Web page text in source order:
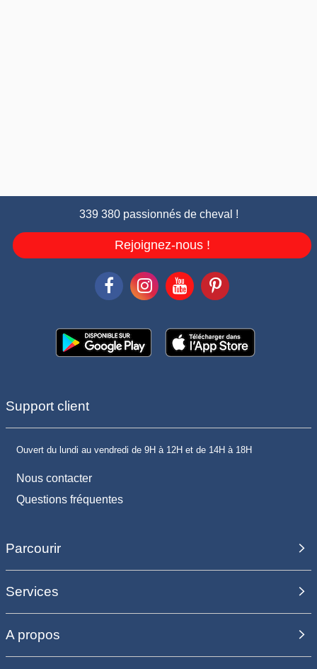
339 380 passionnés de cheval !
Rejoignez-nous !
Support client
Ouvert du lundi au vendredi de 9H à 12H et de 14H à 18H
Nous contacter
Questions fréquentes
Parcourir
Services
A propos